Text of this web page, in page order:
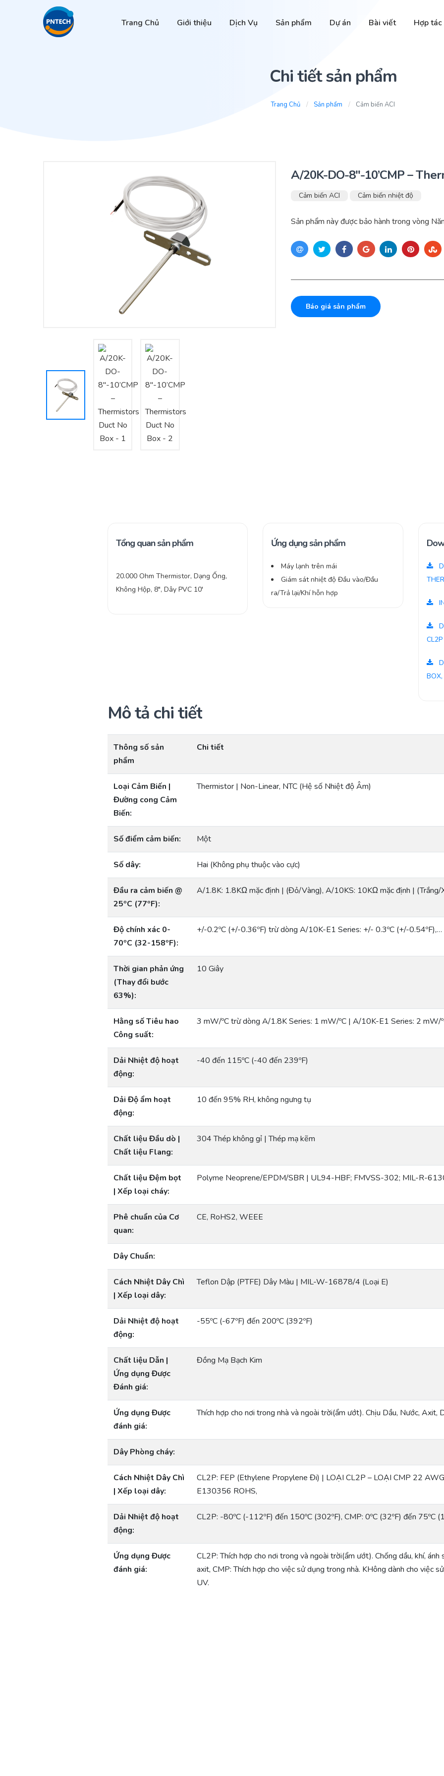
Trang Chủ Giới thiệu Dịch Vụ Sản phẩm Dự án Bài viết Hợp tác
Chi tiết sản phẩm
Trang Chủ Sản phẩm Cảm biến ACI
A/20K-DO-8″-10’CMP –
Cảm biến ACI Cảm biến nhiệt độ
Sản phẩm này được bảo hành trong vòng
Báo giá sản phẩm
Tổng quan sản phẩm
20.000 Ohm Thermistor, Dạng Ống,
Không Hộp, 8″, Dây PVC 10′
Ứng dụng sản phẩm
Máy lạnh trên mái
Giám sát nhiệt độ Đầu vào/Đầu
ra/Trả lại/Khí hỗn hợp
CL2P
BOX,
Mô tả chi tiết
Thông số sản
phẩm
Chi tiết
Loại Cảm Biến |
Đường cong Cảm
Biến:
Thermistor | Non-Linear, NTC (Hệ số Nhiệt độ Âm)
Số điểm cảm biến: Một
Số dây: Hai (Không phụ thuộc vào cực)
Đầu ra cảm biến @
25ºC (77ºF):
A/1.8K: 1.8KΩ mặc định | (Đỏ/Vàng), A/10KS: 10KΩ mặc định | (Trắng/
Độ chính xác 0-
70ºC (32-158ºF):
+/-0.2ºC (+/-0.36ºF) trừ dòng A/10K-E1 Series: +/- 0.3ºC (+/-0.54ºF),…
Thời gian phản ứng
(Thay đổi bước
63%):
10 Giây
Hằng số Tiêu hao
Công suất:
3 mW/ºC trừ dòng A/1.8K Series: 1 mW/ºC | A/10K-E1 Series: 2 mW/
Dải Nhiệt độ hoạt
động:
-40 đến 115ºC (-40 đến 239ºF)
Dải Độ ẩm hoạt
động:
10 đến 95% RH, không ngưng tụ
Chất liệu Đầu dò |
Chất liệu Flang:
304 Thép không gỉ | Thép mạ kẽm
Chất liệu Đệm bọt
| Xếp loại cháy:
Polyme Neoprene/EPDM/SBR | UL94-HBF; FMVSS-302; MIL-R-
Phê chuẩn của Cơ
quan:
CE, RoHS2, WEEE
Dây Chuẩn:
Cách Nhiệt Dây Chì
| Xếp loại dây:
Teflon Dập (PTFE) Dây Màu | MIL-W-16878/4 (Loại E)
Dải Nhiệt độ hoạt
động:
-55ºC (-67ºF) đến 200ºC (392ºF)
Chất liệu Dẫn |
Ứng dụng Được
Đánh giá:
Đồng Mạ Bạch Kim
Ứng dụng Được
đánh giá:
Thích hợp cho nơi trong nhà và ngoài trời(ẩm ướt). Chịu Dầu, Nước, Axit,
Dây Phòng cháy:
Cách Nhiệt Dây Chì
| Xếp loại dây:
CL2P: FEP (Ethylene Propylene Đi) | LOẠI CL2P – LOẠI CMP 22
E130356 ROHS,
Dải Nhiệt độ hoạt
động:
CL2P: -80ºC (-112ºF) đến 150ºC (302ºF), CMP: 0ºC (32ºF) đến 75ºC
Ứng dụng Được
đánh giá:
CL2P: Thích hợp cho nơi trong và ngoài trời(ẩm ướt). Chống dầu, khí,
axit, CMP: Thích hợp cho việc sử dụng trong nhà. KHông dành cho việc
UV.